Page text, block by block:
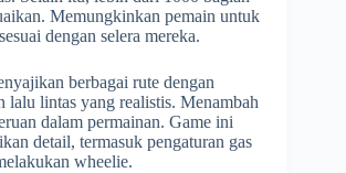
Memungkinkan pemain untuk
dengan selera mereka.
berbagai rute dengan
lalu lintas yang realistis. Menambah
dalam permainan. Game ini
detail, termasuk pengaturan gas
wheelie.